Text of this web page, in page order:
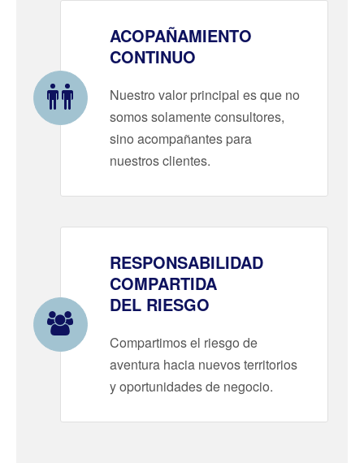
ACOPAÑAMIENTO
CONTINUO
Nuestro valor principal es que no
somos solamente consultores,
sino acompañantes para
nuestros clientes.
RESPONSABILIDAD
COMPARTIDA
DEL RIESGO
Compartimos el riesgo de
aventura hacia nuevos territorios
y oportunidades de negocio.